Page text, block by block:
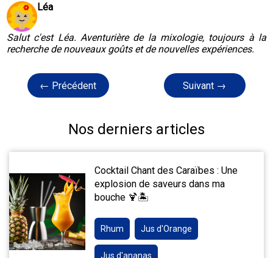
Léa
Salut c'est Léa. Aventurière de la mixologie, toujours à la
recherche de nouveaux goûts et de nouvelles expériences.
← Précédent Suivant →
Nos derniers articles
Cocktail Chant des Caraïbes : Une
explosion de saveurs dans ma
bouche 🍹🏝️
Rhum Jus d'Orange
Jus d'ananas